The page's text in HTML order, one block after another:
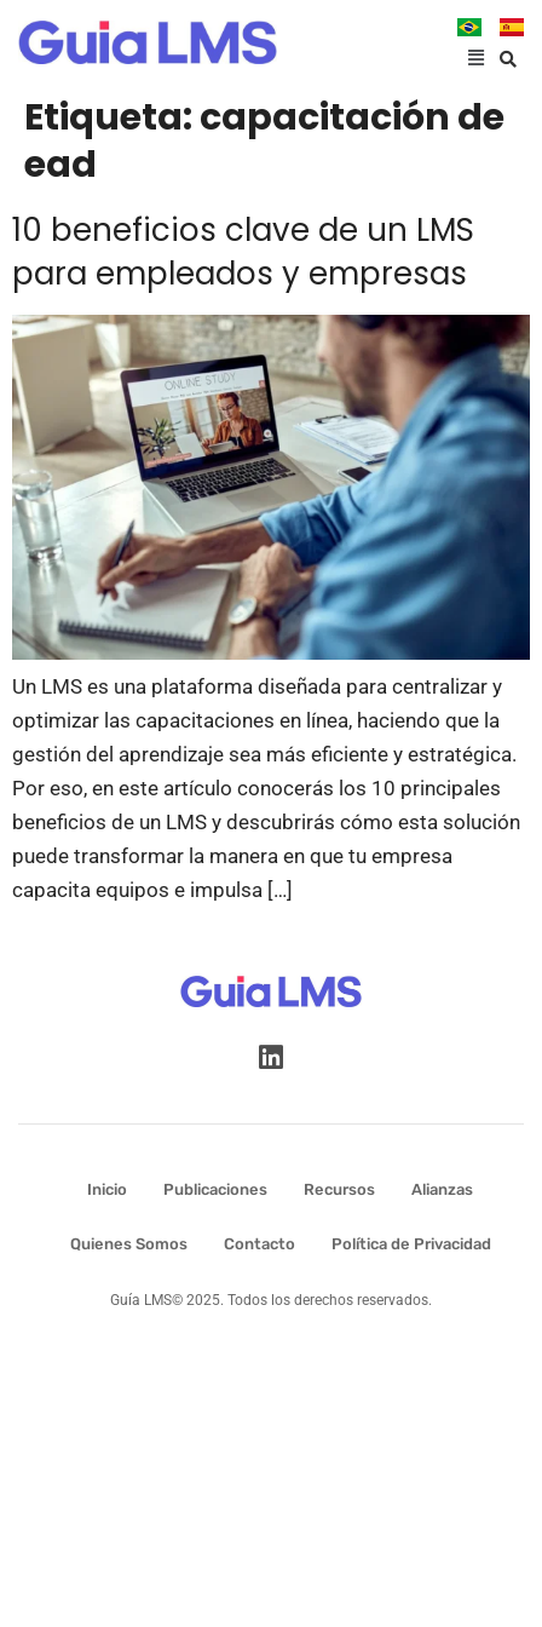
Etiqueta:capacitación de
ead
10 beneficios clave de un LMS
para empleados y empresas
Un LMS es una plataforma diseñada para centralizar y
optimizar las capacitaciones en línea, haciendo que la
gestión del aprendizaje sea más eficiente y estratégica.
Por eso, en este artículo conocerás los 10 principales
beneficios de un LMS y descubrirás cómo esta solución
puede transformar la manera en que tu empresa
capacita equipos e impulsa […]
Inicio Publicaciones Recursos Alianzas
Quienes Somos Contacto Política de Privacidad
Guía LMS© 2025. Todos los derechos reservados.